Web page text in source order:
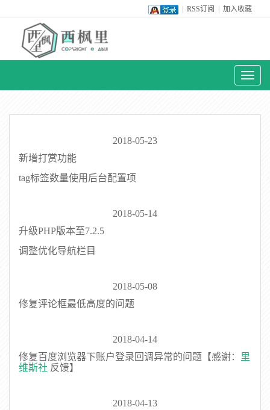
RSS订阅 加入收藏
Toggle
2018-05-23
新增打赏功能
tag标签数量使用后台配置项
2018-05-14
升级PHP版本至7.2.5
调整优化导航栏目
2018-05-08
修复评论框最低高度的问题
2018-04-14
修复百度浏览器下账户登录回调异常的问题【感谢：
里
维斯社 反馈】
2018-04-13